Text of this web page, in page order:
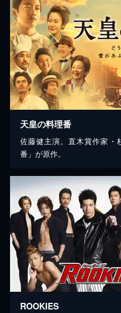
天皇の料理番
佐藤健主演。直木賞作家・
番」が原作。
ROOKIES